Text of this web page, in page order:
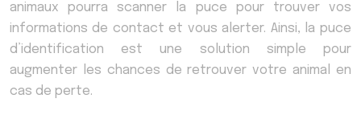
animaux pourra scanner la puce pour trouver vos
informations de contact et vous alerter. Ainsi, la puce
d’identification est une solution simple pour
augmenter les chances de retrouver votre animal en
cas de perte.